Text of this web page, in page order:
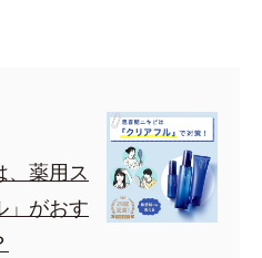
、薬用ス
」がおす